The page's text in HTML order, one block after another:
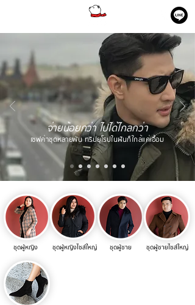
จ่ายน้อยกว่า ไปได้ไกลกว่า
เซฟค่าชุดหลายพัน ทริปยุโรปในฝันก็ใกล้แค่เอื้อม
ชุดผู้หญิง ชุดผู้หญิงไซส์ใหญ่ ชุดผู้ชาย ชุดผู้ชายไซส์ใหญ่